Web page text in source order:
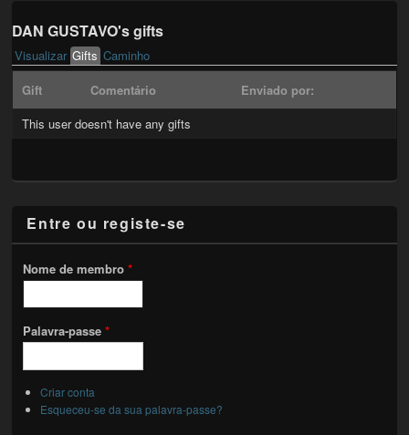
DAN GUSTAVO's gifts
Primary tabs
Visualizar Gifts (active tab)
Caminho
Gift
Comentário
Enviado por:
This user doesn't have any gifts
Entre ou registe-se
Nome de membro*
Palavra-passe*
Criar conta
Esqueceu-se da sua palavra-passe?